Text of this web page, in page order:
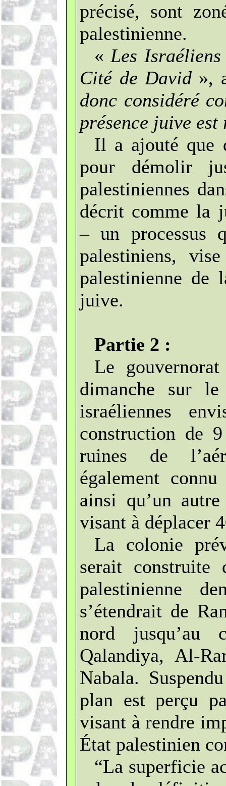
précisé, sont
palestinienne.
« Les
Cité de David »,
donc considéré
présence juive est
Il a ajouté que
pour démolir
palestiniennes
décrit comme la
– un processus
palestiniens,
palestinienne
juive.
Partie 2 :
Le
dimanche sur
israéliennes
construction de
ruines de
également
ainsi qu’un
visant à déplacer
La colonie
serait construite
palestinienne
s’étendrait de
nord jusqu’au
Qalandiya, Al-
Nabala.
plan est perçu
visant à rendre
État palestinien
“La superficie